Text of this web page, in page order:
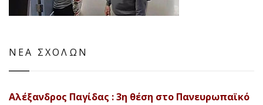
ΝΕΑ ΣΧΟΛΩΝ
Αλέξανδρος Παγίδας : 3η θέση στο Πανευρωπαϊκό